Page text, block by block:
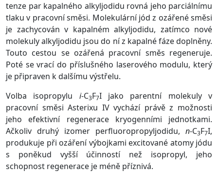
tenze par kapalného alkyljodidu rovná jeho parciálnímu
tlaku v pracovní směsi. Molekulární jód z ozářené směsi
je zachycován v kapalném alkyljodidu, zatímco nové
molekuly alkyljodidu jsou do ní z kapalné fáze doplněny.
Touto cestou se ozářená pracovní směs regeneruje.
Poté se vrací do příslušného laserového modulu, který
je připraven k dalšímu výstřelu.
Volba isopropylu i-C3F7I jako parentní molekuly v
pracovní směsi Asterixu IV vychází právě z možnosti
jeho efektivní regenerace kryogenními jednotkami.
Ačkoliv druhý izomer perfluoropropyljodidu, n-C3F7I,
produkuje při ozáření výbojkami excitované atomy jódu
s poněkud vyšší účinností než isopropyl, jeho
schopnost regenerace je méně příznivá.